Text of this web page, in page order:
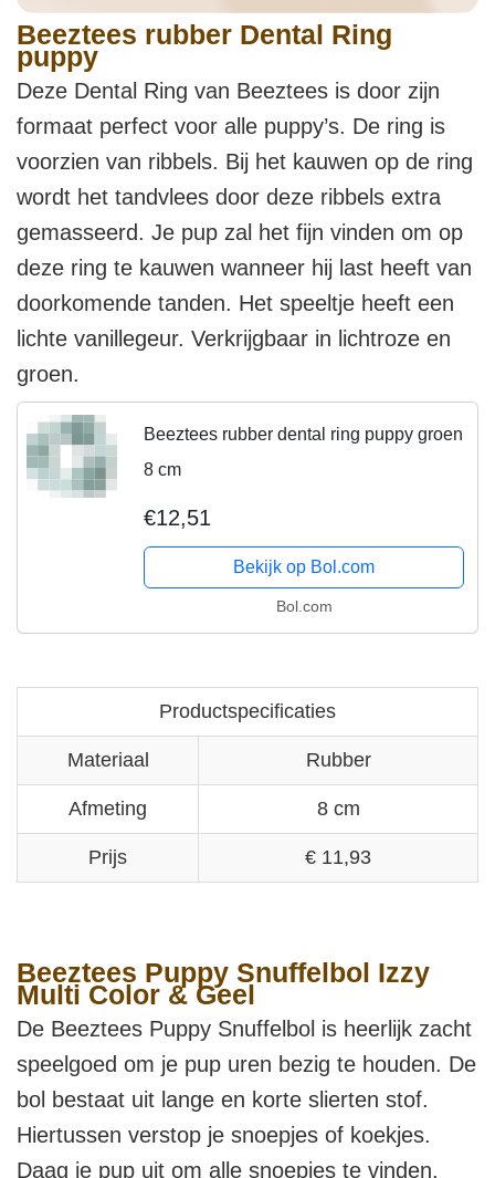
Beeztees rubber Dental Ring
puppy
Deze Dental Ring van Beeztees is door zijn
formaat perfect voor alle puppy’s. De ring is
voorzien van ribbels. Bij het kauwen op de ring
wordt het tandvlees door deze ribbels extra
gemasseerd. Je pup zal het fijn vinden om op
deze ring te kauwen wanneer hij last heeft van
doorkomende tanden. Het speeltje heeft een
lichte vanillegeur. Verkrijgbaar in lichtroze en
groen.
Beeztees rubber dental ring puppy groen
8 cm
€12,51
Bekijk op Bol.com
Bol.com
Productspecificaties
Materiaal Rubber
Afmeting 8 cm
Prijs € 11,93
Beeztees Puppy Snuffelbol Izzy
Multi Color & Geel
De Beeztees Puppy Snuffelbol is heerlijk zacht
speelgoed om je pup uren bezig te houden. De
bol bestaat uit lange en korte slierten stof.
Hiertussen verstop je snoepjes of koekjes.
Daag je pup uit om alle snoepjes te vinden.